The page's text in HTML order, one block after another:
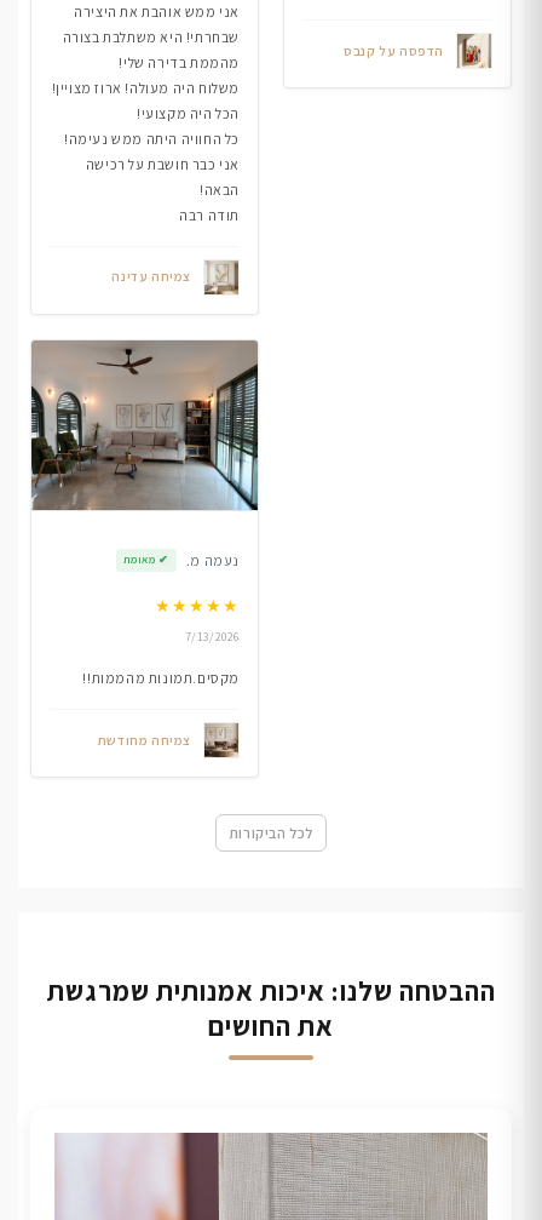
הדפסה על קנבס
אני ממש אוהבת את היצירה
שבחרתי! היא משתלבת בצורה
מהממת בדירה שלי!
משלוח היה מעולה! ארוז מצויין!
הכל היה מקצועי!
כל החוויה היתה ממש נעימה!
אני כבר חושבת על רכישה
הבאה!
תודה רבה
צמיחה עדינה
נעמה מ. ✔ מאומת
★★★★★
7/13/2026
מקסים.תמונות מהממות!!
צמיחה מחודשת
לכל הביקורות
ההבטחה שלנו: איכות אמנותית שמרגשת
את החושים